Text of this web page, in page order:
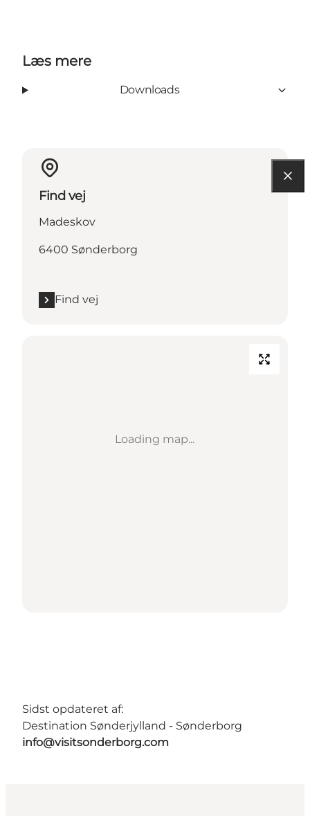
Læs mere
Downloads
Find vej
Madeskov
6400 Sønderborg
Find vej
Loading map...
Sidst opdateret af:
Destination Sønderjylland - Sønderborg
info@visitsonderborg.com